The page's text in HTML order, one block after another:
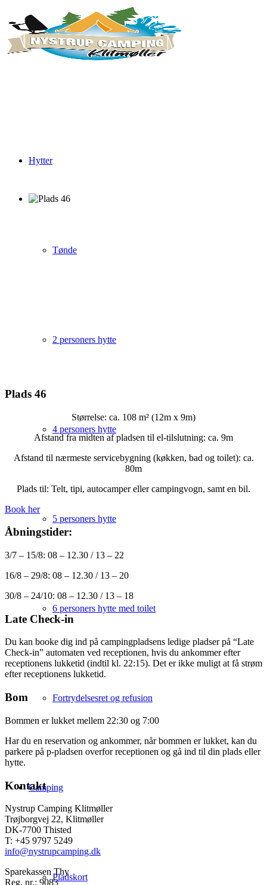
Hytter
Tønde
2 personers hytte
4 personers hytte
5 personers hytte
6 personers hytte med toilet
Fortrydelsesret og refusion
Camping
Pladskort
Plads 46
Størrelse: ca. 108 m² (12m x 9m)
Afstand fra midten af pladsen til el-tilslutning: ca. 9m
Afstand til nærmeste servicebygning (køkken, bad og toilet): ca.
80m
Plads til: Telt, tipi, autocamper eller campingvogn, samt en bil.
Book her
Åbningstider:
3/7 – 15/8: 08 – 12.30 / 13 – 22
16/8 – 29/8: 08 – 12.30 / 13 – 20
30/8 – 24/10: 08 – 12.30 / 13 – 18
Late Check-in
Du kan booke dig ind på campingpladsens ledige pladser på “Late
Check-in” automaten ved receptionen, hvis du ankommer efter
receptionens lukketid (indtil kl. 22:15). Det er ikke muligt at få strøm
efter receptionens lukketid.
Bom
Bommen er lukket mellem 22:30 og 7:00
Har du en reservation og ankommer, når bommen er lukket, kan du
parkere på p-pladsen overfor receptionen og gå ind til din plads eller
hytte.
Kontakt
Nystrup Camping Klitmøller
Trøjborgvej 22, Klitmøller
DK-7700 Thisted
T: +45 9797 5249
info@nystrupcamping.dk
Sparekassen Thy
Reg. nr.: 9083